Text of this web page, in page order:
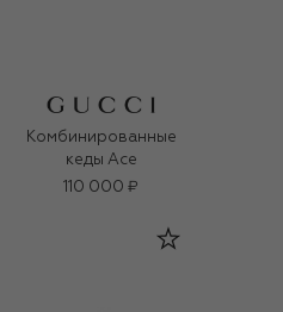
Комбинированные
кеды Ace
110 000 ₽